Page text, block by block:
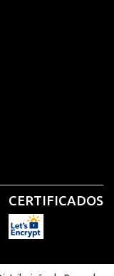
CERTIFICADOS